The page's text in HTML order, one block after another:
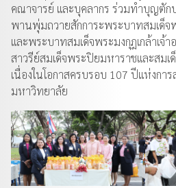
คณาจารย์ และบุคลากร ร่วมทำบุญตัก
พานพุ่มถวายสักการะพระบาทสมเด็จ
และพระบาทสมเด็จพระมงกุฎเกล้าเ
สาวรีย์สมเด็จพระปิยมหาราชและสมเ
เนื่องในโอกาสครบรอบ 107 ปีแห่งกา
มหาวิทยาลัย